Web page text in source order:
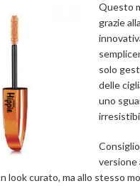
Questo
grazie
solo
delle
uno
look curato, ma allo stesso